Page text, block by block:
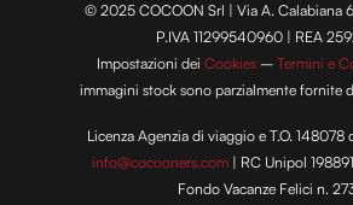
© 2025 COCOON Srl | Via A. Calabiana
P.IVA 11299540960 | REA
Impostazioni deiCookies –Termini e
immagini stock sono parzialmente fornite
Licenza Agenzia di viaggio e T.O.
info@cocooners.com | RC Unipol
Fondo Vacanze Felici n.